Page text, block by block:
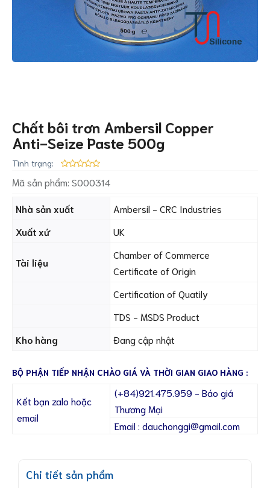
Chất bôi trơn Ambersil Copper
Anti-Seize Paste 500g
Tình trạng:
Mã sản phẩm: S000314
Nhà sản xuất
Ambersil - CRC Industries
Xuất xứ
UK
Tài liệu
Chamber of Commerce
Certificate of Origin
Certification of Quatily
TDS - MSDS Product
Kho hàng
Đang cập nhật
BỘ PHẬN TIẾP NHẬN CHÀO GIÁ VÀ THỜI GIAN GIAO HÀNG :
Kết bạn zalo hoặc
email
(+84)921.475.959 - Báo giá
Thương Mại
Email : dauchonggi@gmail.com
Chi tiết sản phẩm